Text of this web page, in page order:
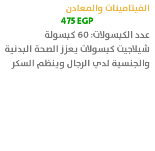
الفيتامينات والمعادن
475EGP
عدد الكبسولات: 60 كبسولة
شيلاجيت كبسولات يعزز الصحة البدنية
والجنسية لدي الرجال وينظم السكر